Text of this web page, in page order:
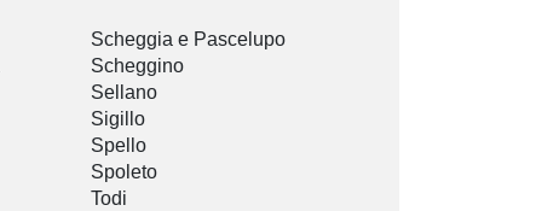
Scheggia e Pascelupo
Scheggino
Sellano
Sigillo
Spello
Spoleto
Todi